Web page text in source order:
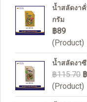
น้ำสลัดงา
กรัม
฿89
(Product)
น้ำสลัดงา
฿115.70
(Product)